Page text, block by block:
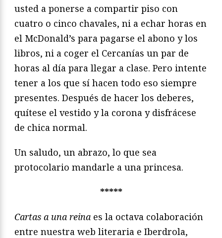
usted a ponerse a compartir piso con
cuatro o cinco chavales, ni a echar horas en
el McDonald’s para pagarse el abono y los
libros, ni a coger el Cercanías un par de
horas al día para llegar a clase. Pero intente
tener a los que sí hacen todo eso siempre
presentes. Después de hacer los deberes,
quítese el vestido y la corona y disfrácese
de chica normal.
Un saludo, un abrazo, lo que sea
protocolario mandarle a una princesa.
*****
Cartas a una reina es la octava colaboración
entre nuestra web literaria e Iberdrola,